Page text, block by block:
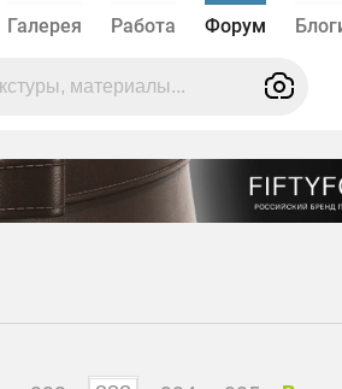
Галерея Работа Форум